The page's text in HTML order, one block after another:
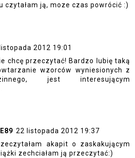
czytałam ją, moze czas powrócić :)
2012 19:01
chcę przeczytać! Bardzo lubię taką
wzorców wyniesionych z
jest interesującym
22 listopada 2012 19:37
akapit o zaskakującym
zechciałam ją przeczytać:)